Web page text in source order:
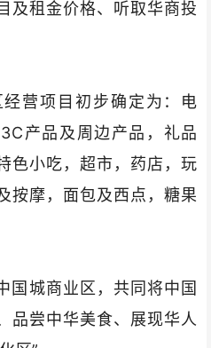
及租金价格、听取华商投
营项目初步确定为：电
产品及周边产品，礼品
色小吃，超市，药店，玩
按摩，面包及西点，糖果
城商业区，共同将中国
品尝中华美食、展现华人